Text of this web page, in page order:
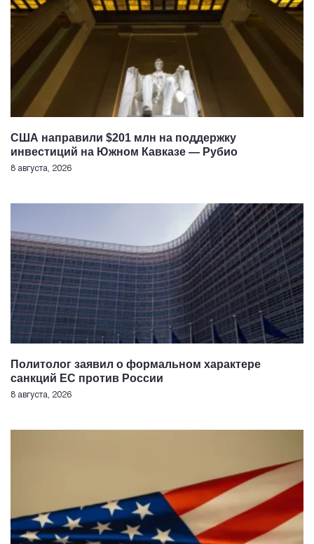
США направили $201 млн на поддержку
инвестиций на Южном Кавказе — Рубио
8 августа, 2026
Политолог заявил о формальном характере
санкций ЕС против России
8 августа, 2026